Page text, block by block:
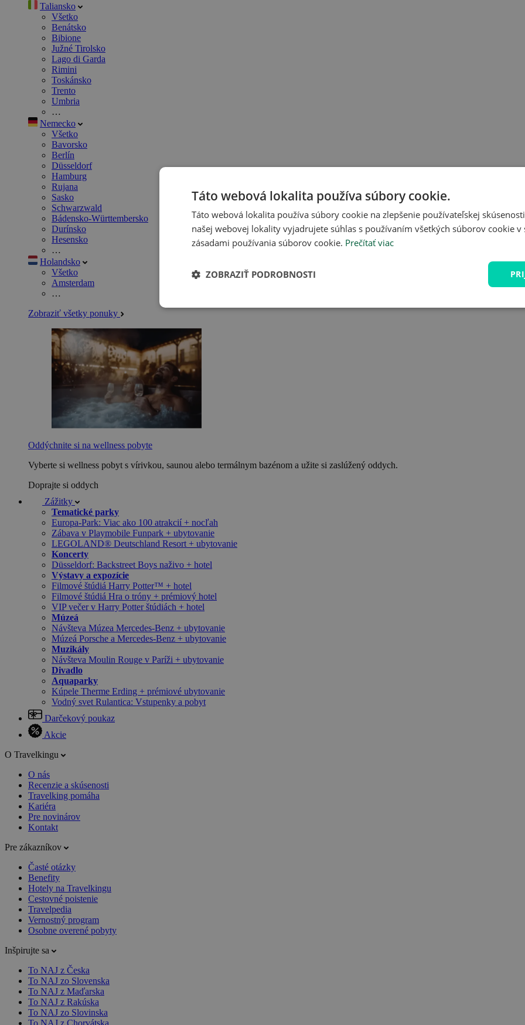
Taliansko
Všetko
Benátsko
Bibione
Južné Tirolsko
Lago di Garda
Rimini
Toskánsko
Trento
Umbria
…
Nemecko
Všetko
Bavorsko
Berlín
Düsseldorf
Hamburg
Rujana
Sasko
Schwarzwald
Bádensko-Württembersko
Durínsko
Hesensko
…
Holandsko
Všetko
Amsterdam
…
Zobraziť všetky ponuky
Oddýchnite si na wellness pobyte
Vyberte si wellness pobyt s vírivkou, saunou alebo termálnym bazénom a užite si zaslúžený oddych.
Doprajte si oddych
Zážitky
Tematické parky
Europa-Park: Viac ako 100 atrakcií + nocľah
Zábava v Playmobile Funpark + ubytovanie
LEGOLAND® Deutschland Resort + ubytovanie
Koncerty
Düsseldorf: Backstreet Boys naživo + hotel
Výstavy a expozície
Filmové štúdiá Harry Potter™ + hotel
Filmové štúdiá Hra o tróny + prémiový hotel
VIP večer v Harry Potter štúdiách + hotel
Múzeá
Návšteva Múzea Mercedes-Benz + ubytovanie
Múzeá Porsche a Mercedes-Benz + ubytovanie
Muzikály
Návšteva Moulin Rouge v Paríži + ubytovanie
Divadlo
Aquaparky
Kúpele Therme Erding + prémiové ubytovanie
Vodný svet Rulantica: Vstupenky a pobyt
Darčekový poukaz
Akcie
O Travelkingu
O nás
Recenzie a skúsenosti
Travelking pomáha
Kariéra
Pre novinárov
Kontakt
Pre zákazníkov
Časté otázky
Benefity
Hotely na Travelkingu
Cestovné poistenie
Travelpedia
Vernostný program
Osobne overené pobyty
Inšpirujte sa
To NAJ z Česka
To NAJ zo Slovenska
To NAJ z Maďarska
To NAJ z Rakúska
To NAJ zo Slovinska
To NAJ z Chorvátska
Táto webová lokalita používa súbory cookie.
Táto webová lokalita používa súbory cookie na zlepšenie používateľskej
našej webovej lokality vyjadrujete súhlas s používaním všetkých súborov cookie v
zásadami používania súborov cookie. Prečítať viac
ZOBRAZIŤ PODROBNOSTI